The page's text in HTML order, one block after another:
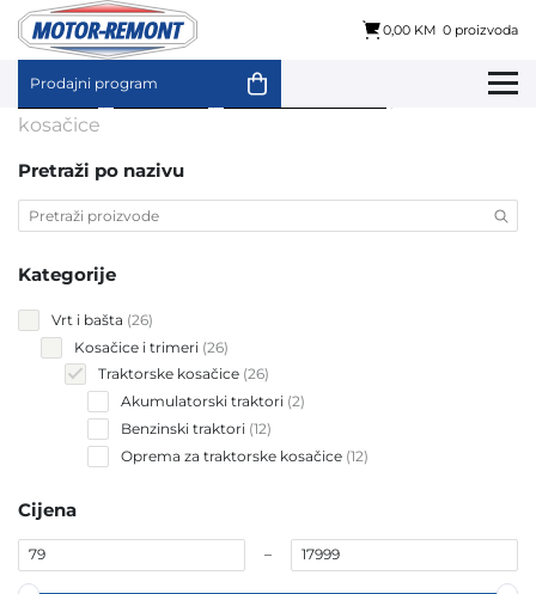
content
0,00 KM 0 proizvoda
Prodajni program
Početna Vrt i bašta Kosačice i trimeri
/ Traktorske
kosačice
Pretraži po nazivu
Kategorije
Vrt i bašta 2626
Kosačice i trimeri 2626
products
Traktorske kosačice 2626
products
Akumulatorski traktori 22
Benzinski traktori 1212
Oprema za traktorske kosačice 1212
Cijena
–